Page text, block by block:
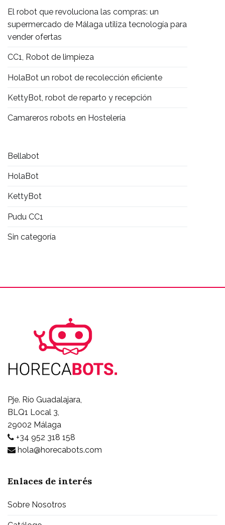
El robot que revoluciona las compras: un
supermercado de Málaga utiliza tecnología para
vender ofertas
CC1, Robot de limpieza
HolaBot un robot de recolección eficiente
KettyBot, robot de reparto y recepción
Camareros robots en Hostelería
Bellabot
HolaBot
KettyBot
Pudu CC1
Sin categoría
Pje. Río Guadalajara,
BLQ1 Local 3,
29002 Málaga
+34 952 318 158
hola@horecabots.com
Enlaces de interés
Sobre Nosotros